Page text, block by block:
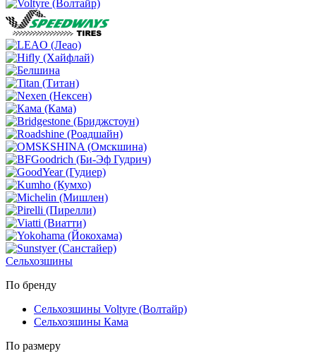
Сельхозшины
По бренду
Сельхозшины Voltyre (Волтайр)
Сельхозшины Кама
По размеру